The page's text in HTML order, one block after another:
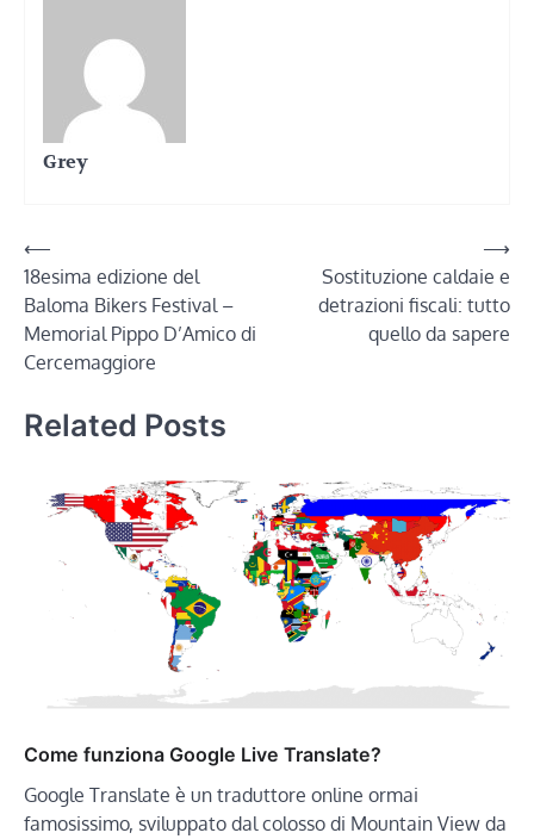
Grey
Navigazione
articoli
⟵
18esima edizione del
Baloma Bikers Festival –
Memorial Pippo D’Amico di
Cercemaggiore
Sostituzione caldaie e
detrazioni fiscali: tutto
quello da sapere
⟶
Related Posts
Come funziona Google Live Translate?
Google Translate è un traduttore online ormai
famosissimo, sviluppato dal colosso di Mountain View da